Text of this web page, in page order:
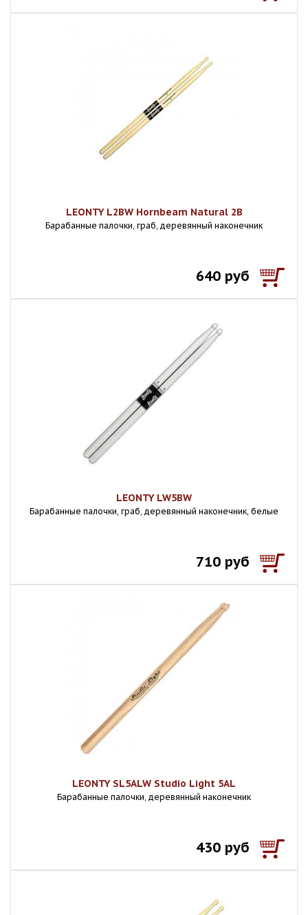
LEONTY L2BW Hornbeam Natural 2В
Барабанные палочки, граб, деревянный наконечник
640 руб
LEONTY LW5BW
Барабанные палочки, граб, деревянный наконечник, белые
710 руб
LEONTY SL5ALW Studio Light 5AL
Барабанные палочки, деревянный наконечник
430 руб